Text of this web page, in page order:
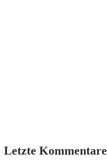
Letzte Kommentare